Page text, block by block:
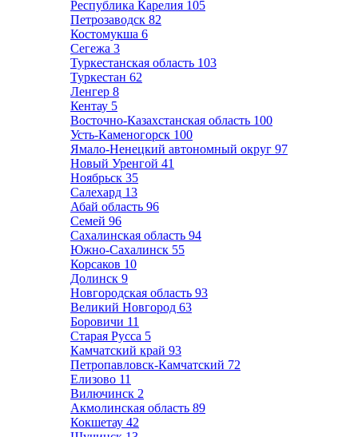
Республика Карелия 105
Петрозаводск 82
Костомукша 6
Сегежа 3
Туркестанская область 103
Туркестан 62
Ленгер 8
Кентау 5
Восточно-Казахстанская область 100
Усть-Каменогорск 100
Ямало-Ненецкий автономный округ 97
Новый Уренгой 41
Ноябрьск 35
Салехард 13
Абай область 96
Семей 96
Сахалинская область 94
Южно-Сахалинск 55
Корсаков 10
Долинск 9
Новгородская область 93
Великий Новгород 63
Боровичи 11
Старая Русса 5
Камчатский край 93
Петропавловск-Камчатский 72
Елизово 11
Вилючинск 2
Акмолинская область 89
Кокшетау 42